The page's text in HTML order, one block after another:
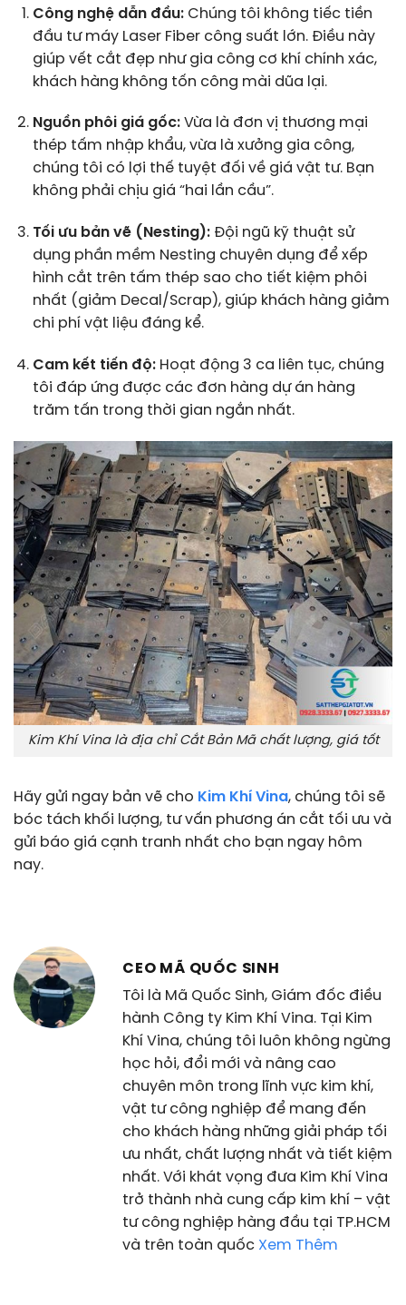
Công nghệ dẫn đầu:Chúng tôi không tiếc tiền
đầu tư máy Laser Fiber công suất lớn. Điều này
giúp vết cắt đẹp như gia công cơ khí chính xác,
khách hàng không tốn công mài dũa lại.
Nguồn phôi giá gốc:Vừa là đơn vị thương mại
thép tấm nhập khẩu, vừa là xưởng gia công,
chúng tôi có lợi thế tuyệt đối về giá vật tư. Bạn
không phải chịu giá “hai lần cầu”.
Tối ưu bản vẽ (Nesting):Đội ngũ kỹ thuật sử
dụng phần mềm Nesting chuyên dụng để xếp
hình cắt trên tấm thép sao cho tiết kiệm phôi
nhất (giảm Decal/Scrap), giúp khách hàng giảm
chi phí vật liệu đáng kể.
Cam kết tiến độ:Hoạt động 3 ca liên tục, chúng
tôi đáp ứng được các đơn hàng dự án hàng
trăm tấn trong thời gian ngắn nhất.
Kim Khí Vina là địa chỉ Cắt Bản Mã chất lượng, giá tốt
Hãy gửi ngay bản vẽ cho Kim Khí Vina, chúng tôi sẽ
bóc tách khối lượng, tư vấn phương án cắt tối ưu và
gửi báo giá cạnh tranh nhất cho bạn ngay hôm
nay.
CEO MÃ QUỐC SINH
Tôi là Mã Quốc Sinh, Giám đốc điều
hành Công ty Kim Khí Vina. Tại Kim
Khí Vina, chúng tôi luôn không ngừng
học hỏi, đổi mới và nâng cao
chuyên môn trong lĩnh vực kim khí,
vật tư công nghiệp để mang đến
cho khách hàng những giải pháp tối
ưu nhất, chất lượng nhất và tiết kiệm
nhất. Với khát vọng đưa Kim Khí Vina
trở thành nhà cung cấp kim khí – vật
tư công nghiệp hàng đầu tại TP.HCM
và trên toàn quốc Xem Thêm